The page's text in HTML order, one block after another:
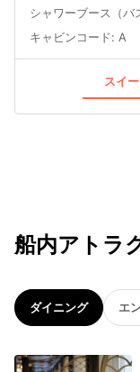
シャワーブース（バ
キャビンコード: A
スイ
船内アトラ
ダイニング エ